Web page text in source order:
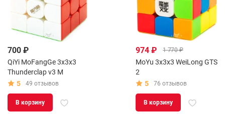
700 ₽
QiYi MoFangGe 3x3x3
Thunderclap v3 M
5
49 отзывов
В корзину
974 ₽ 1 770 ₽
MoYu 3x3x3 WeiLong GTS
2
5
76 отзывов
В корзину